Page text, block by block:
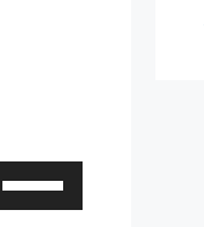
Hoch/Runter